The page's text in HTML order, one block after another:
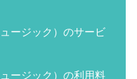
ージック）のサービ
ージック）の利用料